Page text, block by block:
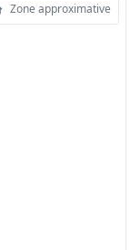
Zone approximative